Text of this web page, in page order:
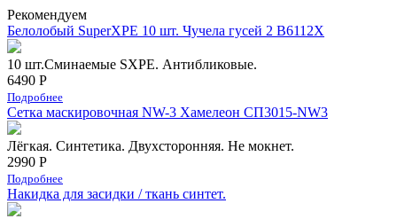
Рекомендуем
Белолобый SuperXPE 10 шт. Чучела гусей 2 B6112X
10 шт.Сминаемые SXPE. Антибликовые.
6490 Р
Подробнее
Сетка маскировочная NW-3 Хамелеон СП3015-NW3
Лёгкая. Синтетика. Двухсторонняя. Не мокнет.
2990 Р
Подробнее
Накидка для засидки / ткань синтет.